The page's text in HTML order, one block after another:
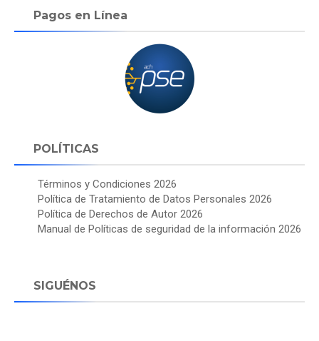
Pagos en Línea
POLÍTICAS
Términos y Condiciones 2026
Política de Tratamiento de Datos Personales 2026
Política de Derechos de Autor 2026
Manual de Políticas de seguridad de la información 2026
SIGUÉNOS